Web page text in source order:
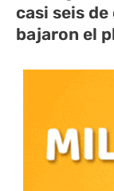
casi seis
bajaron el